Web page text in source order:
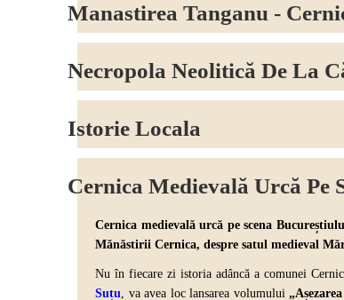
Manastirea Tanganu -
Necropola Neolitică De La
Istorie Locala
Cernica Medievală Urcă Pe
Cernica medievală urcă pe scena
Mănăstirii Cernica, despre satul medieval
Nu în fiecare zi istoria adâncă a comunei
Suțu, va avea loc lansarea volumului